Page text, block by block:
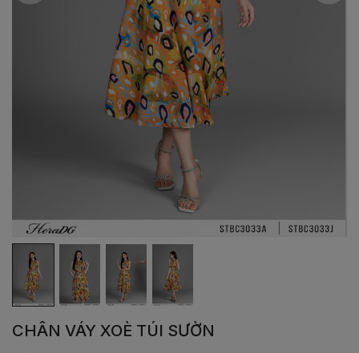
CHÂN VÁY XOÈ TÚI SƯỜN